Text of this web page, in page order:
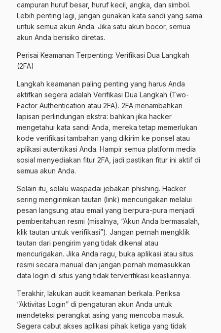
campuran huruf besar, huruf kecil, angka, dan simbol.
Lebih penting lagi, jangan gunakan kata sandi yang sama
untuk semua akun Anda. Jika satu akun bocor, semua
akun Anda berisiko diretas.
Perisai Keamanan Terpenting: Verifikasi Dua Langkah
(2FA)
Langkah keamanan paling penting yang harus Anda
aktifkan segera adalah Verifikasi Dua Langkah (Two-
Factor Authentication atau 2FA). 2FA menambahkan
lapisan perlindungan ekstra: bahkan jika hacker
mengetahui kata sandi Anda, mereka tetap memerlukan
kode verifikasi tambahan yang dikirim ke ponsel atau
aplikasi autentikasi Anda. Hampir semua platform media
sosial menyediakan fitur 2FA, jadi pastikan fitur ini aktif di
semua akun Anda.
Selain itu, selalu waspadai jebakan phishing. Hacker
sering mengirimkan tautan (link) mencurigakan melalui
pesan langsung atau email yang berpura-pura menjadi
pemberitahuan resmi (misalnya, “Akun Anda bermasalah,
klik tautan untuk verifikasi”). Jangan pernah mengklik
tautan dari pengirim yang tidak dikenal atau
mencurigakan. Jika Anda ragu, buka aplikasi atau situs
resmi secara manual dan jangan pernah memasukkan
data login di situs yang tidak terverifikasi keasliannya.
Terakhir, lakukan audit keamanan berkala. Periksa
“Aktivitas Login” di pengaturan akun Anda untuk
mendeteksi perangkat asing yang mencoba masuk.
Segera cabut akses aplikasi pihak ketiga yang tidak